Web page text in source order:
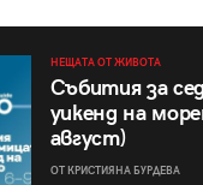
НЕЩАТА ОТ ЖИВОТА
Събития за
уикенд на
август)
ОТ КРИСТИЯНА БУРДЕВА